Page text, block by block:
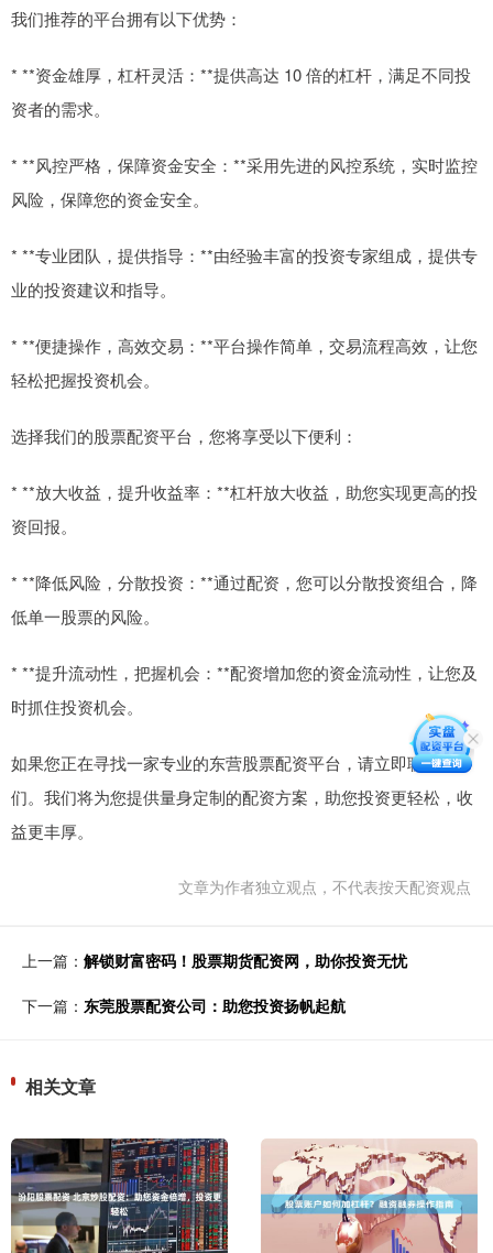
我们推荐的平台拥有以下优势：
* **资金雄厚，杠杆灵活：**提供高达 10 倍的杠杆，满足不同投
资者的需求。
* **风控严格，保障资金安全：**采用先进的风控系统，实时监控
风险，保障您的资金安全。
* **专业团队，提供指导：**由经验丰富的投资专家组成，提供专
业的投资建议和指导。
* **便捷操作，高效交易：**平台操作简单，交易流程高效，让您
轻松把握投资机会。
选择我们的股票配资平台，您将享受以下便利：
* **放大收益，提升收益率：**杠杆放大收益，助您实现更高的投
资回报。
* **降低风险，分散投资：**通过配资，您可以分散投资组合，降
低单一股票的风险。
* **提升流动性，把握机会：**配资增加您的资金流动性，让您及
时抓住投资机会。
如果您正在寻找一家专业的东营股票配资平台，请立即联系我
们。我们将为您提供量身定制的配资方案，助您投资更轻松，收
益更丰厚。
文章为作者独立观点，不代表按天配资观点
上一篇： 解锁财富密码！股票期货配资网，助你投资无忧
下一篇： 东莞股票配资公司：助您投资扬帆起航
相关文章